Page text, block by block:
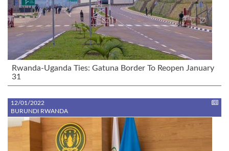
Rwanda-Uganda Ties: Gatuna Border To Reopen January
31
12/01/2022
BURUNDI RWANDA